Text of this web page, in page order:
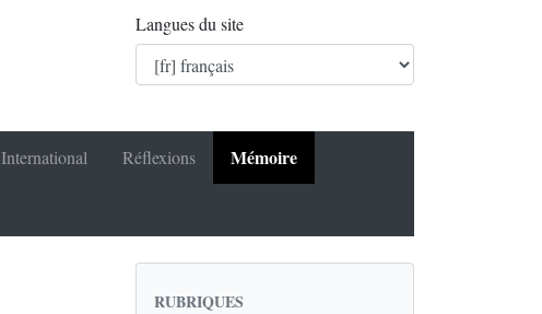
Langues du site
International Réflexions Mémoire
RUBRIQUES